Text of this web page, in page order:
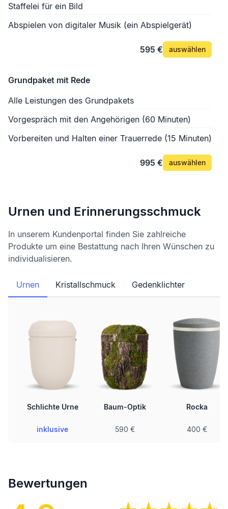
Staffelei für ein Bild
Abspielen von digitaler Musik (ein Abspielgerät)
595 € auswählen
Grundpaket mit Rede
Alle Leistungen des Grundpakets
Vorgespräch mit den Angehörigen (60 Minuten)
Vorbereiten und Halten einer Trauerrede (15 Minuten)
995 € auswählen
Urnen und Erinnerungsschmuck
In unserem Kundenportal finden Sie zahlreiche
Produkte um eine Bestattung nach Ihren Wünschen zu
individualisieren.
Urnen Kristallschmuck Gedenklichter
Schlichte Urne
inklusive
Baum-Optik
590 €
Rocka
400 €
Bewertungen